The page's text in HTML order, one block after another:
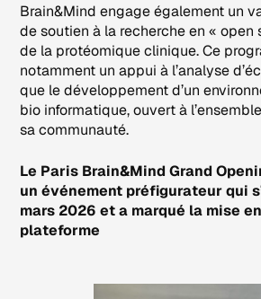
Brain&Mind engage également un
de soutien à la recherche en « open
de la protéomique clinique. Ce
notamment un appui à l’analyse
que le développement d’un
bio informatique, ouvert à
sa communauté.
Le Paris Brain&Mind Grand
un événement préfigurateur qui
mars 2026 et a marqué la mise
plateforme